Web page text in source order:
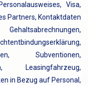
Visa,
Partners, Kontaktdaten
Subventionen,
Leasingfahrzeug,
in Bezug auf Personal,